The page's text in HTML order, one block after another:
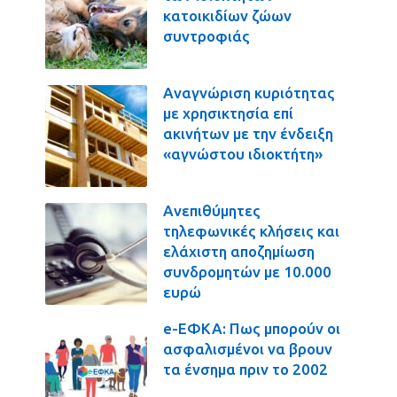
κατοικιδίων ζώων
συντροφιάς
Αναγνώριση κυριότητας
με χρησικτησία επί
ακινήτων με την ένδειξη
«αγνώστου ιδιοκτήτη»
Ανεπιθύμητες
τηλεφωνικές κλήσεις και
ελάχιστη αποζημίωση
συνδρομητών με 10.000
ευρώ
e-ΕΦΚΑ: Πως μπορούν οι
ασφαλισμένοι να βρουν
τα ένσημα πριν το 2002